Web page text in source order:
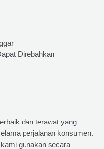
Direbahkan
dan terawat yang
perjalanan konsumen.
gunakan secara